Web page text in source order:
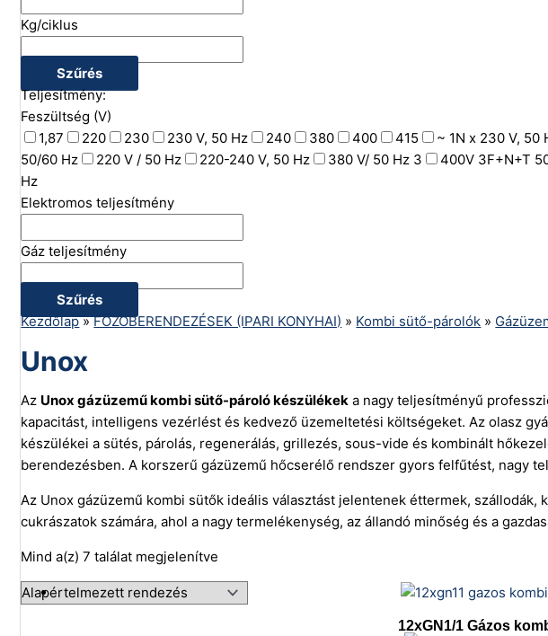
Kg/ciklus
Szűrés
Teljesítmény:
Feszültség (V)
1,87
220 230 230 V, 50 Hz 240 380 400 415 ~ 1N x 230 V, 50
50/60 Hz
220 V / 50 Hz 220-240 V, 50 Hz 380 V/ 50 Hz 3 400V 3F+N+T
Hz
Elektromos teljesítmény
Gáz teljesítmény
Szűrés
Kezdőlap»FŐZŐBERENDEZÉSEK (IPARI KONYHAI) » Kombi sütő-párolók »
Unox
Az Unox gázüzemű kombi sütő-pároló készülékek a nagy teljesítményű
kapacitást, intelligens vezérlést és kedvező üzemeltetési költségeket. Az olasz
készülékei a sütés, párolás, regenerálás, grillezés, sous-vide és kombinált
berendezésben. A korszerű gázüzemű hőcserélő rendszer gyors felfűtést, nagy
Az Unox gázüzemű kombi sütők ideális választást jelentenek éttermek,
cukrászatok számára, ahol a nagy termelékenység, az állandó minőség és a
Mind a(z) 7 találat megjelenítve
12xGN1/1 Gázos